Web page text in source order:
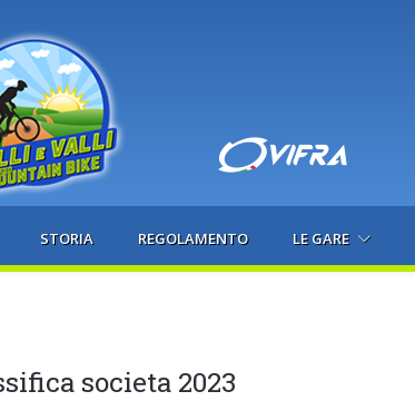
STORIA REGOLAMENTO LE GARE
societa 2023